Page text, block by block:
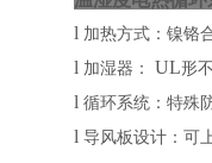
l 加热方式：镍
l 加湿器： UL形
l循环系统：特殊
l导风板设计：可上